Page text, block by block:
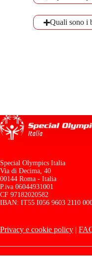
Quali sono i
Special Olympics Italia
Via di Decima, 40
00144 Roma - Italia
P.iva 06044931001
CF 97182020582
IBAN: IT55 I056 9603 2110
Privacy e cookie policy |